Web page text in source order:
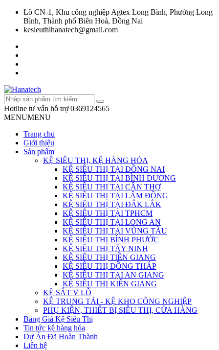
Lô CN-1, Khu công nghiệp Agtex Long Bình, Phường Long
Bình, Thành phố Biên Hoà, Đồng Nai
kesieuthihanatech@gmail.com
Hotline tư vấn hỗ trợ 0369124565
MENUMENU
Trang chủ
Giới thiệu
Sản phẩm
KỆ SIÊU THỊ, KỆ HÀNG HÓA
KỆ SIÊU THỊ TẠI ĐỒNG NAI
KỆ SIÊU THỊ TẠI BÌNH DƯƠNG
KỆ SIÊU THỊ TẠI CẦN THƠ
KỆ SIÊU THỊ TẠI LÂM ĐỒNG
KỆ SIÊU THỊ TẠI ĐẮK LẮK
KỆ SIÊU THỊ TẠI TPHCM
KỆ SIÊU THỊ TẠI LONG AN
KỆ SIÊU THỊ TẠI VŨNG TÀU
KỆ SIÊU THỊ BÌNH PHƯỚC
KỆ SIÊU THỊ TÂY NINH
KỆ SIÊU THỊ TIỀN GIANG
KỆ SIÊU THỊ ĐỒNG THÁP
KỆ SIÊU THỊ TẠI AN GIANG
KỆ SIÊU THỊ KIÊN GIANG
KỆ SẮT V LỖ
KỆ TRUNG TẢI - KỆ KHO CÔNG NGHIỆP
PHỤ KIỆN, THIẾT BỊ SIÊU THỊ, CỬA HÀNG
Bảng Giá Kệ Siêu Thị
Tin tức kệ hàng hóa
Dự Án Đã Hoàn Thành
Liên hệ